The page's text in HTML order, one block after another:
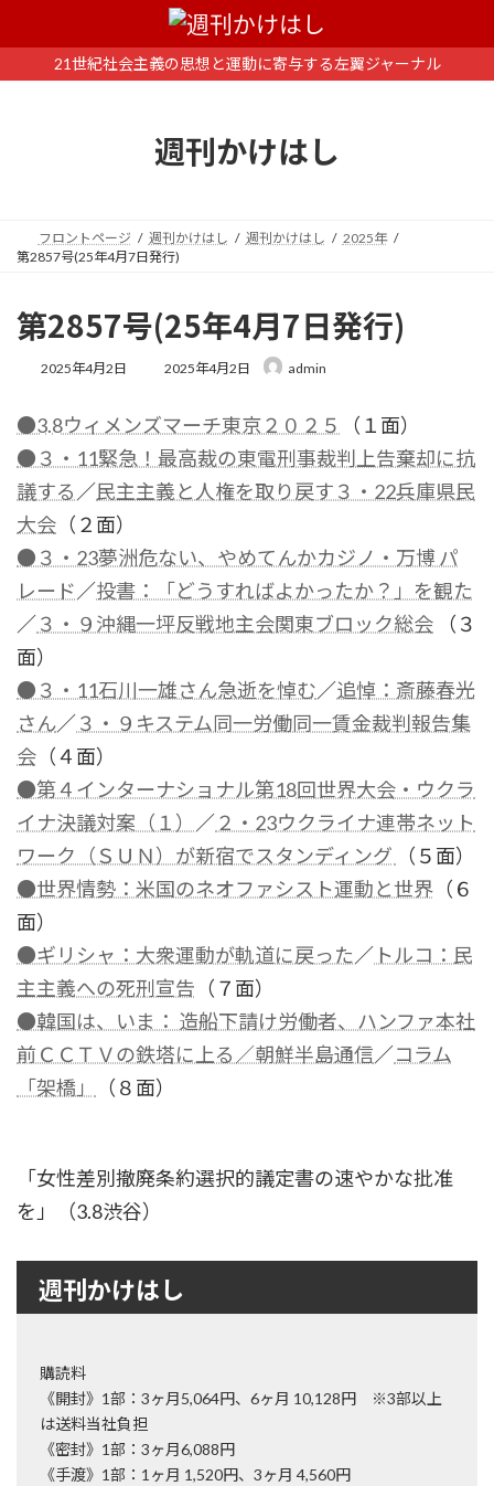
ン
ー
21世紀社会主義の思想と運動に寄与する左翼ジャーナル
週刊かけはし
フロントページ 週刊かけはし 週刊かけはし
2025年
第2857号(25年4月7日発行)
第2857号(25年4月7日発行)
2025年4月2日
最
新
時
:
2025年4月2日 admin
●3.8ウィメンズマーチ東京２０２５
（１面）
●３・11緊急！最高裁の東電刑事裁判上告棄却に抗
議する ／民主主義と人権を取り戻す３・22兵庫県民
大会 （２面）
●３・23夢洲危ない、やめてんかカジノ・万博 パ
レード ／投書：「どうすればよかったか？」を観た
／３・９沖縄一坪反戦地主会関東ブロック総会 （３
面）
●３・11石川一雄さん急逝を悼む／追悼：斎藤春光
さん／３・９キステム同一労働同一賃金裁判報告集
会 （４面）
●第４インターナショナル第18回世界大会・ウクラ
イナ決議対案（１）
／２・23ウクライナ連帯ネット
ワーク（ＳＵＮ）が新宿でスタンディング
（５面）
●世界情勢：米国のネオファシスト運動と世界 （６
面）
●ギリシャ：大衆運動が軌道に戻った ／ トルコ：民
主主義への死刑宣告 （７面）
●韓国は、いま： 造船下請け労働者、ハンファ本社
前ＣＣＴＶの鉄塔に上る／朝鮮半島通信／コラム
「架橋」
（８面）
「女性差別撤廃条約選択的議定書の速やかな批准
を」（3.8渋谷）
週刊かけはし
購読料
《開封》1部：3ヶ月5,064円、6ヶ月 10,128円 ※3部以上
は送料当社負担
《密封》1部：3ヶ月6,088円
《手渡》1部：1ヶ月 1,520円、3ヶ月 4,560円